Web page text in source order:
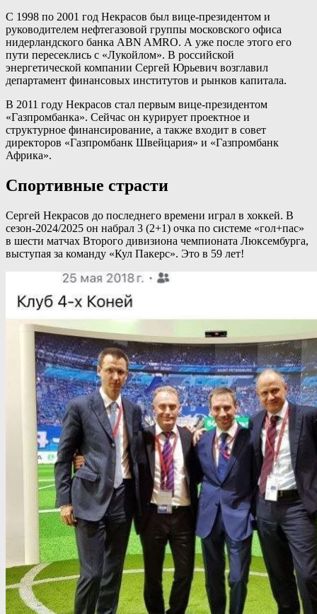
С 1998 по 2001 год Некрасов был вице-президентом и
руководителем нефтегазовой группы московского офиса
нидерландского банка ABN AMRO. А уже после этого его
пути пересеклись с «Лукойлом». В российской
энергетической компании Сергей Юрьевич возглавил
департамент финансовых институтов и рынков капитала.
В 2011 году Некрасов стал первым вице-президентом
«Газпромбанка». Сейчас он курирует проектное и
структурное финансирование, а также входит в совет
директоров «Газпромбанк Швейцария» и «Газпромбанк
Африка».
Спортивные страсти
Сергей Некрасов до последнего времени играл в хоккей. В
сезон-2024/2025 он набрал 3 (2+1) очка по системе «гол+пас»
в шести матчах Второго дивизиона чемпионата Люксембурга,
выступая за команду «Кул Пакерс». Это в 59 лет!